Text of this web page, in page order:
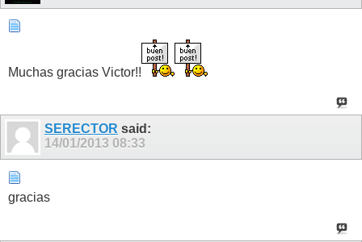
Muchas gracias Victor!!
SERECTOR said:
14/01/2013 08:33
gracias